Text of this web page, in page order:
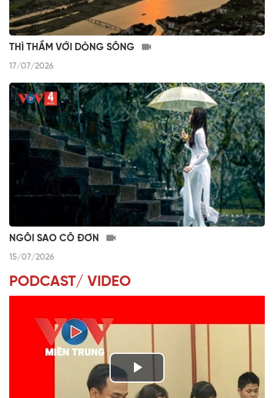
THÌ THẦM VỚI DÒNG SÔNG
17/07/2026
NGÔI SAO CÔ ĐƠN
15/07/2026
PODCAST/ VIDEO
P